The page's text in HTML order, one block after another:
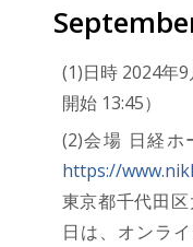
(1)日時 2024年
開始 13:45）
(2)会場 日経
https://
東京都千代田
日は、オンラ